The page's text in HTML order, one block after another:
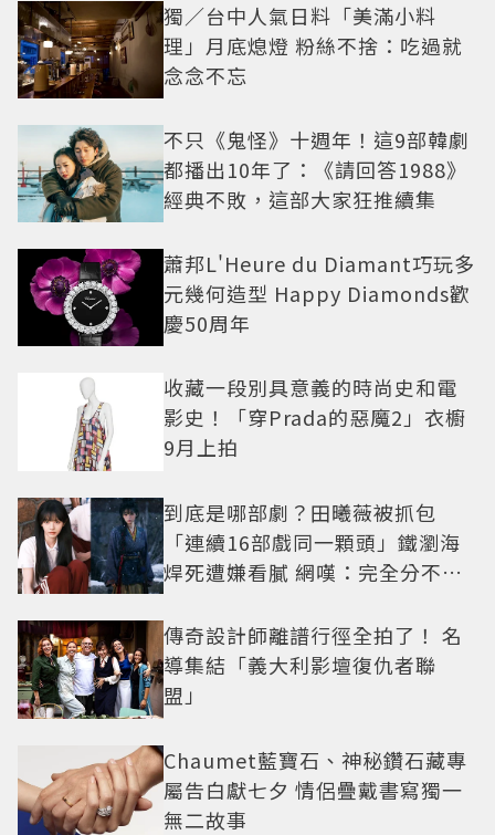
獨／台中人氣日料「美滿小料
理」月底熄燈 粉絲不捨：吃過就
念念不忘
不只《鬼怪》十週年！這9部韓劇
都播出10年了：《請回答1988》
經典不敗，這部大家狂推續集
蕭邦L'Heure du Diamant巧玩多
元幾何造型 Happy Diamonds歡
慶50周年
收藏一段別具意義的時尚史和電
影史！「穿Prada的惡魔2」衣櫥
9月上拍
到底是哪部劇？田曦薇被抓包
「連續16部戲同一顆頭」鐵瀏海
焊死遭嫌看膩 網嘆：完全分不出
傳奇設計師離譜行徑全拍了！ 名
導集結「義大利影壇復仇者聯
盟」
Chaumet藍寶石、神秘鑽石藏專
屬告白獻七夕 情侶疊戴書寫獨一
無二故事